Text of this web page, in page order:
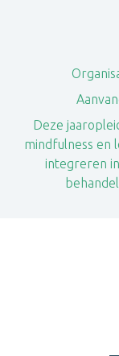
Deze
mindfulness en
integreren